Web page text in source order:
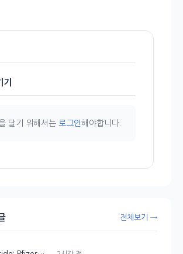
달기 위해서는 로그인해야합니다.
전체보기 →